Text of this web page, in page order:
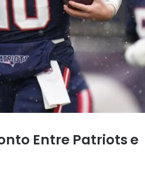
Entre Patriots e